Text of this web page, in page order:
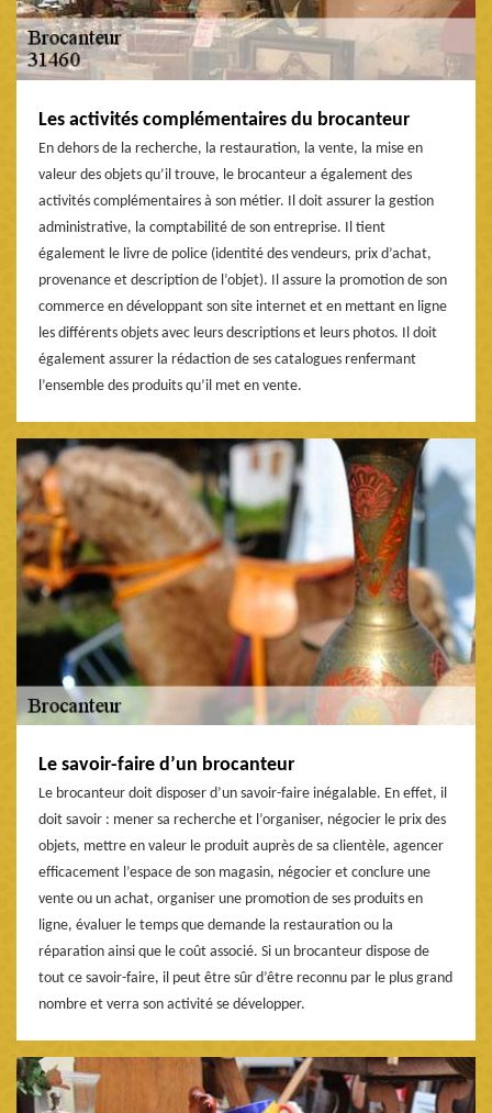
Les activités complémentaires du brocanteur
En dehors de la recherche, la restauration, la vente, la mise en
valeur des objets qu’il trouve, le brocanteur a également des
activités complémentaires à son métier. Il doit assurer la gestion
administrative, la comptabilité de son entreprise. Il tient
également le livre de police (identité des vendeurs, prix d’achat,
provenance et description de l’objet). Il assure la promotion de son
commerce en développant son site internet et en mettant en ligne
les différents objets avec leurs descriptions et leurs photos. Il doit
également assurer la rédaction de ses catalogues renfermant
l’ensemble des produits qu’il met en vente.
Le savoir-faire d’un brocanteur
Le brocanteur doit disposer d’un savoir-faire inégalable. En effet, il
doit savoir : mener sa recherche et l’organiser, négocier le prix des
objets, mettre en valeur le produit auprès de sa clientèle, agencer
efficacement l’espace de son magasin, négocier et conclure une
vente ou un achat, organiser une promotion de ses produits en
ligne, évaluer le temps que demande la restauration ou la
réparation ainsi que le coût associé. Si un brocanteur dispose de
tout ce savoir-faire, il peut être sûr d’être reconnu par le plus grand
nombre et verra son activité se développer.